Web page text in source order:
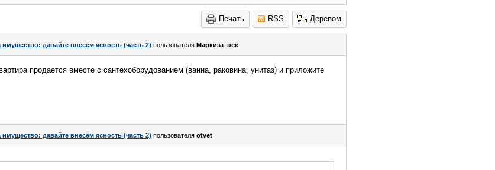
Печать RSS Деревом
имущество: давайте внесём ясность (часть 2) пользователя Маркиза_нск
продается вместе с сантехоборудованием (ванна, раковина, унитаз) и приложите
имущество: давайте внесём ясность (часть 2) пользователя otvet